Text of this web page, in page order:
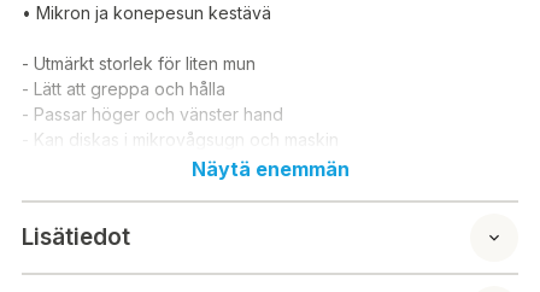
• Mikron ja konepesun kestävä
- Utmärkt storlek för liten mun
- Lätt att greppa och hålla
- Passar höger och vänster hand
- Kan diskas i mikrovågsugn och maskin
Näytä enemmän
Lisätiedot